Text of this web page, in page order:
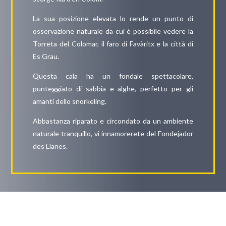
La sua posizione elevata lo rende un punto di
osservazione naturale da cui è possibile vedere la
Torreta del Colomar, il faro di Favàritx e la città di
Es Grau.
Questa cala ha un fondale spettacolare,
punteggiato di sabbia e alghe, perfetto per gli
amanti dello snorkeling.
Abbastanza riparato e circondato da un ambiente
naturale tranquillo, vi innamorerete del Fondejador
des Llanes.